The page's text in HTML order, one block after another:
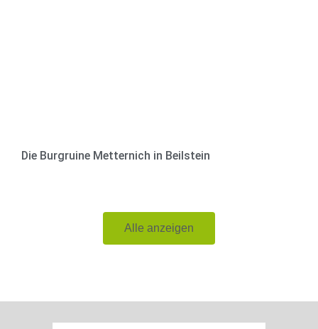
Die Burgruine Metternich in Beilstein
Alle anzeigen